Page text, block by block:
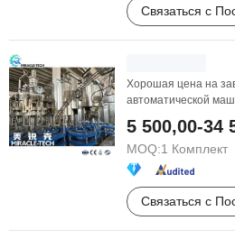
Связаться с
Хорошая цена на
автоматической
5 500,00-34
MOQ:1 Комплект
Связаться с